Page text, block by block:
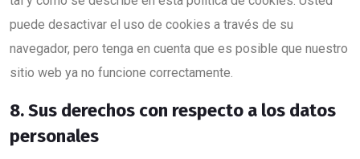
puede desactivar el uso de cookies a través de su
navegador, pero tenga en cuenta que es posible que nuestro
sitio web ya no funcione correctamente.
8. Sus derechos con respecto a los datos
personales